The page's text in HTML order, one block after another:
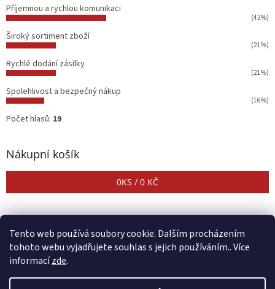
Tento web používá soubory cookie. Dalším procházením
tohoto webu vyjadřujete souhlas s jejich používáním.. Více
informacízde.
Příjemnou a rychlou komunikaci
(42%)
Široký sortiment zboží
(21%)
Rychlé dodání zásilky
(21%)
Spolehlivost a bezpečný nákup
(16%)
Počet hlasů: 19
Nákupní košík
0KS / 0 KČ